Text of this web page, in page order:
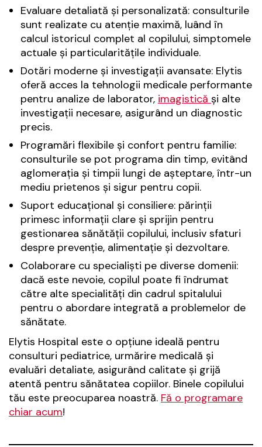
Evaluare detaliată și personalizată: consulturile
sunt realizate cu atenție maximă, luând în
calcul istoricul complet al copilului, simptomele
actuale și particularitățile individuale.
Dotări moderne și investigații avansate: Elytis
oferă acces la tehnologii medicale performante
pentru analize de laborator, imagistică și alte
investigații necesare, asigurând un diagnostic
precis.
Programări flexibile și confort pentru familie:
consulturile se pot programa din timp, evitând
aglomerația și timpii lungi de așteptare, într-un
mediu prietenos și sigur pentru copii.
Suport educațional și consiliere: părinții
primesc informații clare și sprijin pentru
gestionarea sănătății copilului, inclusiv sfaturi
despre prevenție, alimentație și dezvoltare.
Colaborare cu specialiști pe diverse domenii:
dacă este nevoie, copilul poate fi îndrumat
către alte specialități din cadrul spitalului
pentru o abordare integrată a problemelor de
sănătate.
Elytis Hospital este o opțiune ideală pentru
consulturi pediatrice, urmărire medicală și
evaluări detaliate, asigurând calitate și grijă
atentă pentru sănătatea copiilor. Binele copilului
tău este preocuparea noastră. Fă o programare
chiar acum!